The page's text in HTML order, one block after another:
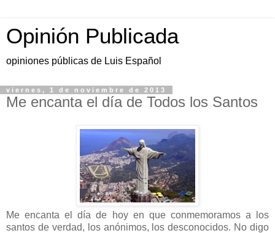
Opinión Publicada
opiniones públicas de Luis Español
viernes, 1 de noviembre de 2013
Me encanta el día de Todos los Santos
Me encanta el día de hoy en que conmemoramos a los
santos de verdad, los anónimos, los desconocidos. No digo